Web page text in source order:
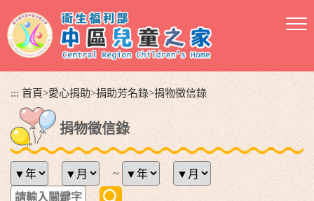
到
主
::: 首頁>愛心捐助>捐助芳名錄>捐物徵信錄
捐物徵信錄
~